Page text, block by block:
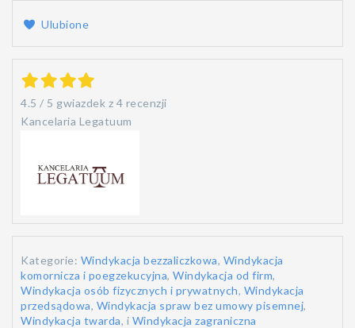
Ulubione
4.5 / 5 gwiazdek z 4 recenzji
Kancelaria Legatuum
Kategorie: Windykacja bezzaliczkowa, Windykacja
komornicza i poegzekucyjna, Windykacja od firm,
Windykacja osób fizycznych i prywatnych, Windykacja
przedsądowa, Windykacja spraw bez umowy pisemnej,
Windykacja twarda, i Windykacja zagraniczna